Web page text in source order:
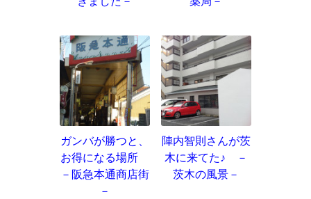
ガンバが勝つと、
お得になる場所
－阪急本通商店街
－
陣内智則さんが茨
木に来てた♪ －
茨木の風景－